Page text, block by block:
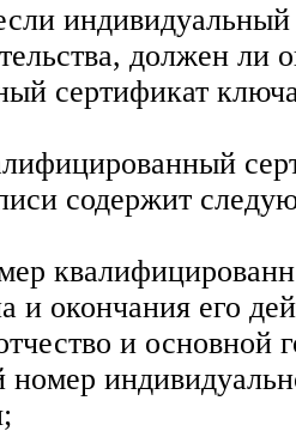
должен ли
сертификат
содержит
и окончания его
и основной
номер